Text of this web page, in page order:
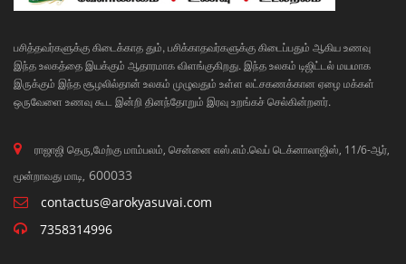
பசித்தவர்களுக்கு கிடைக்காத தும், பசிக்காதவர்களுக்கு கிடைப்பதும் ஆகிய உணவு
இந்த உலகத்தை இயக்கும் ஆதாரமாக விளங்குகிறது. இந்த உலகம் டிஜிட்டல் மயமாக
இருக்கும் இந்த சூழலில்தான் உலகம் முழுவதும் உள்ள லட்சகணக்கான ஏழை மக்கள்
ஒருவேளை உணவு கூட இன்றி தினந்தோறும் இரவு உறங்கச் செல்கின்றனர்.
ராஜாஜி தெரு,மேற்கு மாம்பலம், சென்னை எஸ்.எம்.வெப் டெக்னாலாஜிஸ், 11/6-ஆர்,
மூன்றாவது மாடி, 600033
contactus@arokyasuvai.com
7358314996